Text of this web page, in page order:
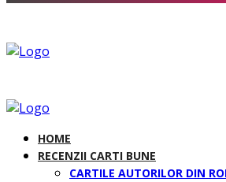
HOME
RECENZII CARTI BUNE
CARTILE AUTORILOR DIN